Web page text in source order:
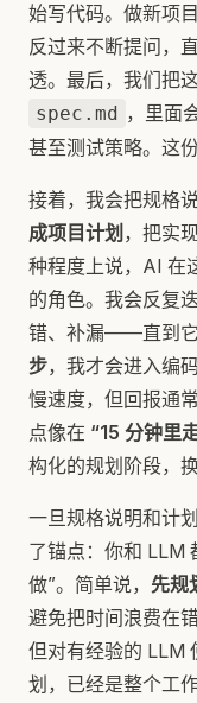
始写代码。做新项
反过来不断提问，
透。最后，我们把
spec.md ，里面
甚至测试策略。这
接着，我会把规格
成项目计划 ，把实
种程度上说，AI 在
的角色。我会反复
错、补漏——直到它
步，我才会进入编
慢速度，但回报通
点像在 “15 分钟里
构化的规划阶段，
一旦规格说明和计
了锚点：你和 LLM
做”。简单说， 先规
避免把时间浪费在
但对有经验的 LLM
划，已经是整个工